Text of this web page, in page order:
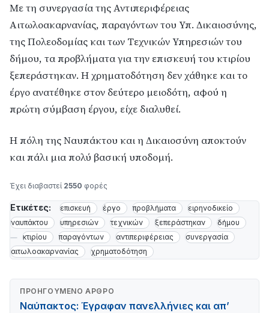
Με τη συνεργασία της Αντιπεριφέρειας
Αιτωλοακαρνανίας, παραγόντων του Υπ. Δικαιοσύνης,
της Πολεοδομίας και των Τεχνικών Υπηρεσιών του
δήμου, τα προβλήματα για την επισκευή του κτιρίου
ξεπεράστηκαν. Η χρηματοδότηση δεν χάθηκε και το
έργο ανατέθηκε στον δεύτερο μειοδότη, αφού η
πρώτη σύμβαση έργου, είχε διαλυθεί.
Η πόλη της Ναυπάκτου και η Δικαιοσύνη αποκτούν
και πάλι μια πολύ βασική υποδομή.
Έχει διαβαστεί 2550 φορές
Ετικέτες: επισκευή έργο προβλήματα
ειρηνοδικείο
ναυπάκτου
υπηρεσιών τεχνικών ξεπεράστηκαν
δήμου
κτιρίου
παραγόντων αντιπεριφέρειας
συνεργασία
αιτωλοακαρνανίας
χρηματοδότηση
ΠΡΟΗΓΟΎΜΕΝΟ ΆΡΘΡΟ
Ναύπακτος: Έγραφαν πανελλήνιες και απ’